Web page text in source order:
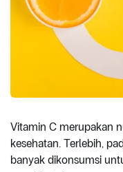
Vitamin C merupakan
kesehatan. Terlebih,
banyak dikonsumsi